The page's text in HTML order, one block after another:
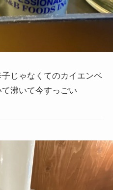
じゃなくてのカイエンペ
沸いて今すっごい